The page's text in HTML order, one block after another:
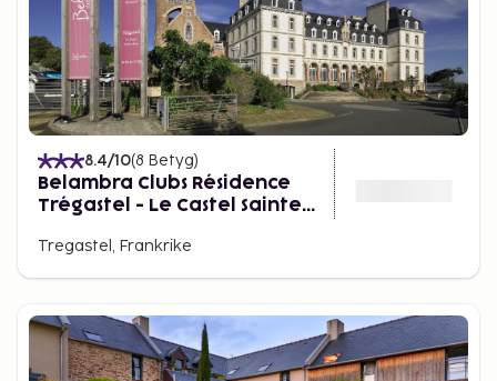
8.4/10(8 Betyg)
Belambra Clubs Résidence
Trégastel - Le Castel Sainte
Tregastel, Frankrike